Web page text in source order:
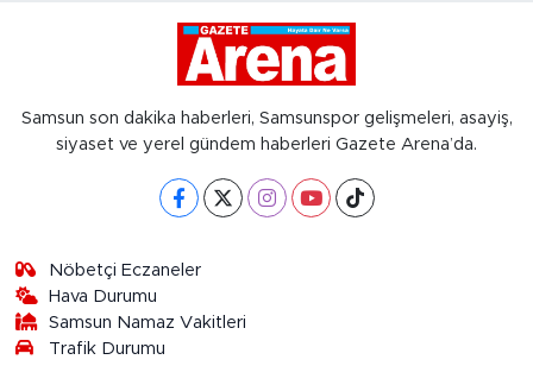
Samsun son dakika haberleri, Samsunspor gelişmeleri, asayiş,
siyaset ve yerel gündem haberleri Gazete Arena’da.
Nöbetçi Eczaneler
Hava Durumu
Samsun Namaz Vakitleri
Trafik Durumu